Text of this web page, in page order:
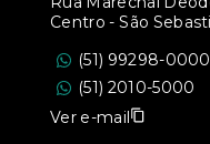
Centro - São
(51) 99298-0000
(51) 2010-5000
Ver e-mail